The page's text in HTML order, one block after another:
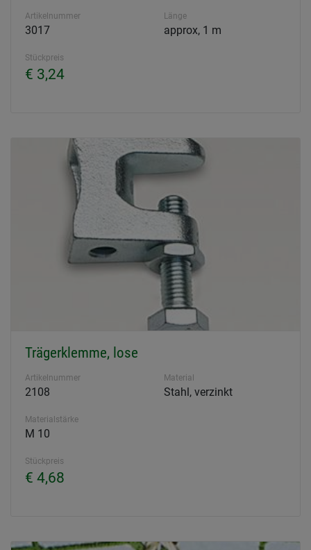
Artikelnummer
3017
Länge
approx, 1 m
Stückpreis
€ 3,24
Trägerklemme, lose
Artikelnummer
2108
Material
Stahl, verzinkt
Materialstärke
M 10
Stückpreis
€ 4,68